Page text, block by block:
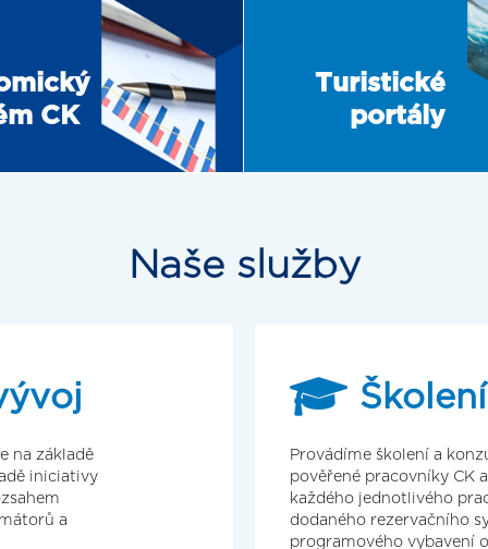
CK
Turistické
portály
Naše služby
na základě
iniciativy
a
Školení
Provádíme školení a
pověřené pracovníky CK
každého jednotlivého
dodaného rezervačního
programového vybavení